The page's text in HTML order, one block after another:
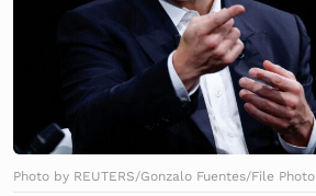
Photo by REUTERS/Gonzalo Fuentes/File Photo